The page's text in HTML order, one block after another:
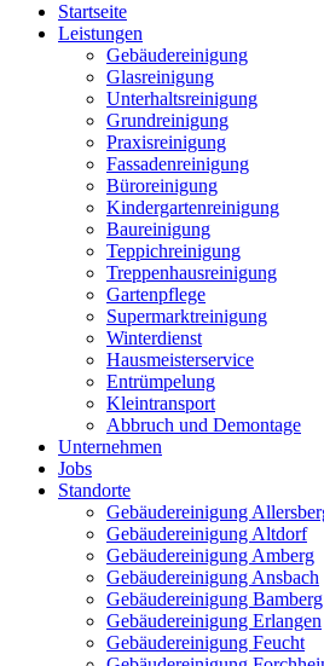
Startseite
Leistungen
Gebäudereinigung
Glasreinigung
Unterhaltsreinigung
Grundreinigung
Praxisreinigung
Fassadenreinigung
Büroreinigung
Kindergartenreinigung
Baureinigung
Teppichreinigung
Treppenhausreinigung
Gartenpflege
Supermarktreinigung
Winterdienst
Hausmeisterservice
Entrümpelung
Kleintransport
Abbruch und Demontage
Unternehmen
Jobs
Standorte
Gebäudereinigung
Gebäudereinigung Altdorf
Gebäudereinigung Amberg
Gebäudereinigung Ansbach
Gebäudereinigung Bamberg
Gebäudereinigung Erlangen
Gebäudereinigung Feucht